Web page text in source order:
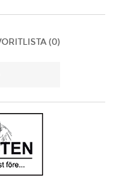
(0)